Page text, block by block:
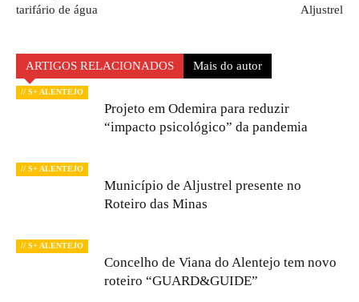
tarifário de água
Aljustrel
ARTIGOS RELACIONADOS Mais do autor
// S+ ALENTEJO
Projeto em Odemira para reduzir
“impacto psicológico” da pandemia
// S+ ALENTEJO
Município de Aljustrel presente no
Roteiro das Minas
// S+ ALENTEJO
Concelho de Viana do Alentejo tem novo
roteiro “GUARD&GUIDE”